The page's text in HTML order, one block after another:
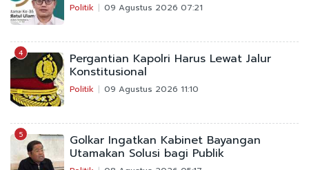
Politik 09 Agustus 2026 07:21
4 Pergantian Kapolri Harus Lewat Jalur
Konstitusional
Politik 09 Agustus 2026 11:10
5 Golkar Ingatkan Kabinet Bayangan
Utamakan Solusi bagi Publik